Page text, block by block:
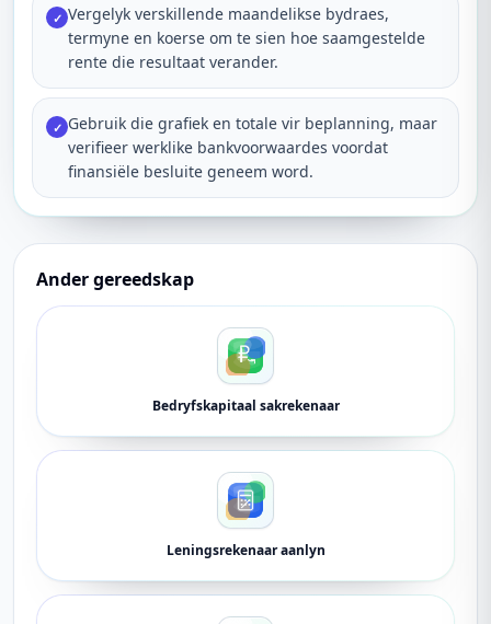
✓ Vergelyk verskillende maandelikse bydraes,
termyne en koerse om te sien hoe saamgestelde
rente die resultaat verander.
✓ Gebruik die grafiek en totale vir beplanning, maar
verifieer werklike bankvoorwaardes voordat
finansiële besluite geneem word.
Ander gereedskap
Bedryfskapitaal sakrekenaar
Leningsrekenaar aanlyn